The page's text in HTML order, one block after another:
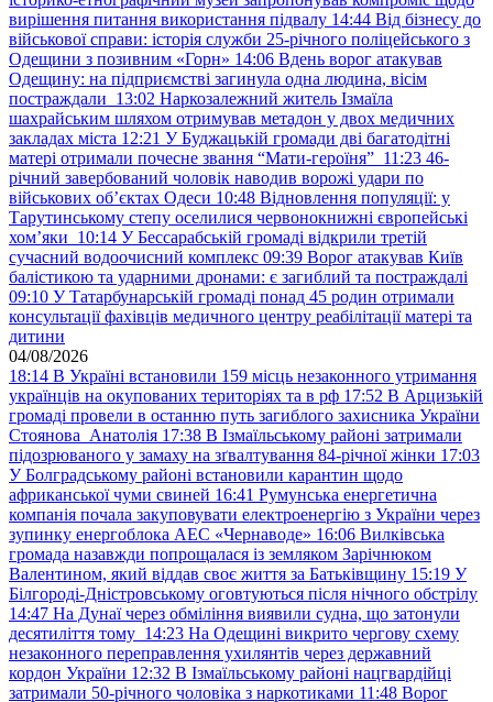
вирішення питання використання підвалу 14:44 Від бізнесу до
військової справи: історія служби 25-річного поліцейського з
Одещини з позивним «Горн» 14:06 Вдень ворог атакував
Одещину: на підприємстві загинула одна людина, вісім
постраждали 13:02 Наркозалежний житель Ізмаїла
шахрайським шляхом отримував метадон у двох медичних
закладах міста 12:21 У Буджацькій громади дві багатодітні
матері отримали почесне звання “Мати-героїня” 11:23 46-
річний завербований чоловік наводив ворожі удари по
військових обʼєктах Одеси 10:48 Відновлення популяції: у
Тарутинському степу оселилися червонокнижні європейські
хом’яки 10:14 У Бессарабській громаді відкрили третій
сучасний водоочисний комплекс 09:39 Ворог атакував Київ
балістикою та ударними дронами: є загиблий та постраждалі
09:10 У Татарбунарській громаді понад 45 родин отримали
консультації фахівців медичного центру реабілітації матері та
дитини
04/08/2026
18:14 В Україні встановили 159 місць незаконного утримання
українців на окупованих територіях та в рф 17:52 В Арцизькій
громаді провели в останню путь загиблого захисника України
Стоянова Анатолія 17:38 В Ізмаїльському районі затримали
підозрюваного у замаху на зґвалтування 84-річної жінки 17:03
У Болградському районі встановили карантин щодо
африканської чуми свиней 16:41 Румунська енергетична
компанія почала закуповувати електроенергію з України через
зупинку енергоблока АЕС «Чернаводе» 16:06 Вилківська
громада назавжди попрощалася із земляком Зарічнюком
Валентином, який віддав своє життя за Батьківщину 15:19 У
Білгороді-Дністровському оговтуються після нічного обстрілу
14:47 На Дунаї через обміління виявили судна, що затонули
десятиліття тому 14:23 На Одещині викрито чергову схему
незаконного переправлення ухилянтів через державний
кордон України 12:32 В Ізмаїльському районі нацгвардійці
затримали 50-річного чоловіка з наркотиками 11:48 Ворог